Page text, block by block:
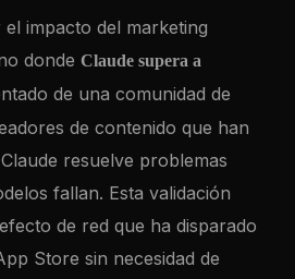
impacto del marketing
dondeClaude supera a
de una comunidad de
de contenido que han
resuelve problemas
fallan. Esta validación
de red que ha disparado
Store sin necesidad de